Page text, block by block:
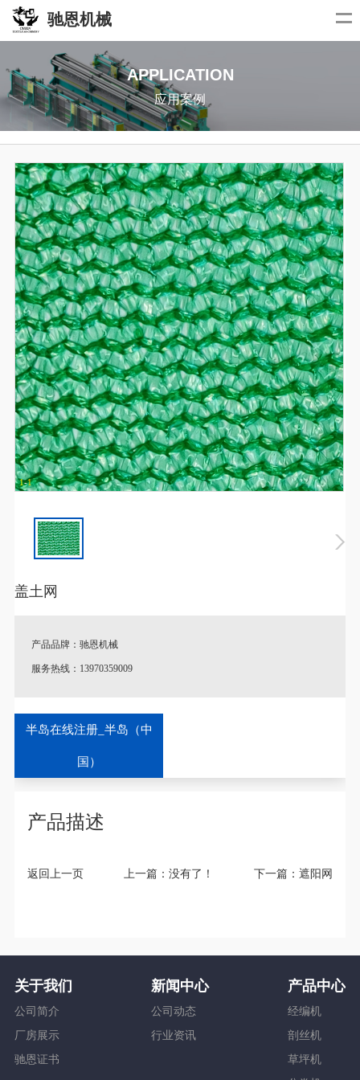
驰恩机械
APPLICATION
应用案例
1-1
盖土网
产品品牌：驰恩机械
服务热线：13970359009
特别说明：产品图片以及参数跟实际产品略有差异。
半岛在线注册_半岛（中
国）
产品描述
返回上一页 上一篇：没有了！ 下一篇： 遮阳网
关于我们
公司简介
厂房展示
驰恩证书
新闻中心
公司动态
行业资讯
产品中心
经编机
剖丝机
草坪机